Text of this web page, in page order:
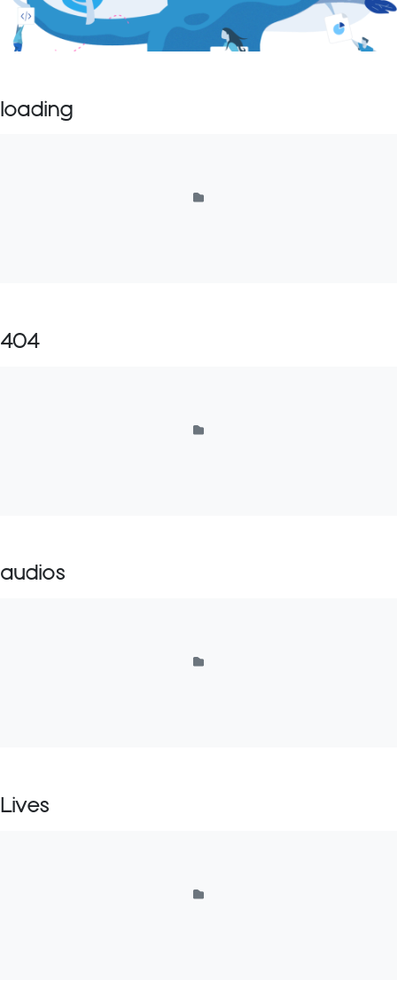
loading
404
audios
Lives